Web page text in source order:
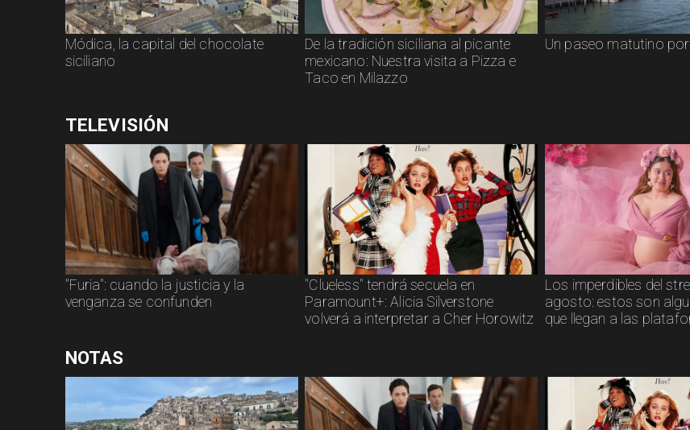
Módica, la capital del chocolate
siciliano
De la tradición siciliana al picante
mexicano: Nuestra visita a Pizza e
Taco en Milazzo
Un paseo matutino
TELEVISIÓN
"Furia": cuando la justicia y la
venganza se confunden
"Clueless" tendrá secuela en
Paramount+: Alicia Silverstone
volverá a interpretar a Cher Horowitz
Los imperdibles del
agosto: estos son
que llegan a las
NOTAS